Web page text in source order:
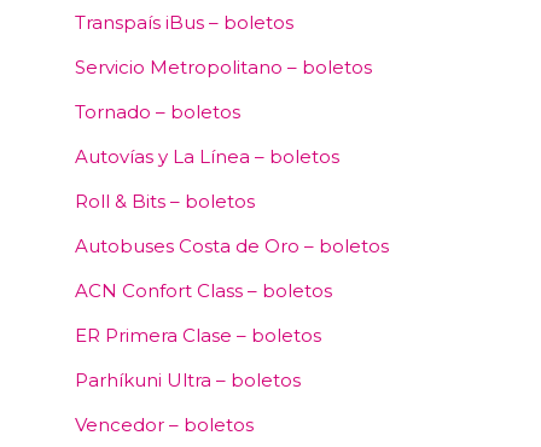
Transpaís iBus – boletos
Servicio Metropolitano – boletos
Tornado – boletos
Autovías y La Línea – boletos
Roll & Bits – boletos
Autobuses Costa de Oro – boletos
ACN Confort Class – boletos
ER Primera Clase – boletos
Parhíkuni Ultra – boletos
Vencedor – boletos